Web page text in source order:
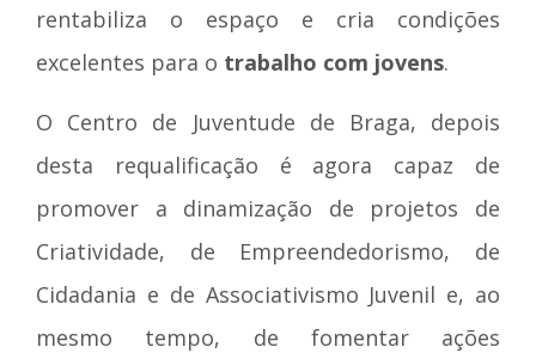
rentabiliza o espaço e cria condições
excelentes para o trabalho com jovens.
O Centro de Juventude de Braga, depois
desta requalificação é agora capaz de
promover a dinamização de projetos de
Criatividade, de Empreendedorismo, de
Cidadania e de Associativismo Juvenil e, ao
mesmo tempo, de fomentar ações